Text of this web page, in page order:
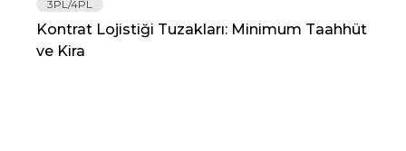
3PL/4PL
Kontrat Lojistiği Tuzakları: Minimum Taahhüt
ve Kira